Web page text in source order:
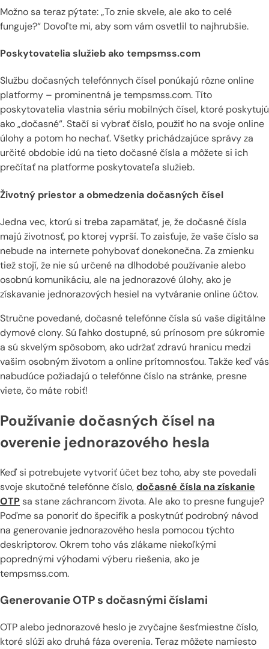
Možno sa teraz pýtate: „To znie skvele, ale ako to celé
funguje?“ Dovoľte mi, aby som vám osvetlil to najhrubšie.
Poskytovatelia služieb ako tempsmss.com
Službu dočasných telefónnych čísel ponúkajú rôzne online
platformy – prominentná je tempsmss.com. Títo
poskytovatelia vlastnia sériu mobilných čísel, ktoré poskytujú
ako „dočasné“. Stačí si vybrať číslo, použiť ho na svoje online
úlohy a potom ho nechať. Všetky prichádzajúce správy za
určité obdobie idú na tieto dočasné čísla a môžete si ich
prečítať na platforme poskytovateľa služieb.
Životný priestor a obmedzenia dočasných čísel
Jedna vec, ktorú si treba zapamätať, je, že dočasné čísla
majú životnosť, po ktorej vyprší. To zaisťuje, že vaše číslo sa
nebude na internete pohybovať donekonečna. Za zmienku
tiež stojí, že nie sú určené na dlhodobé používanie alebo
osobnú komunikáciu, ale na jednorazové úlohy, ako je
získavanie jednorazových hesiel na vytváranie online účtov.
Stručne povedané, dočasné telefónne čísla sú vaše digitálne
dymové clony. Sú ľahko dostupné, sú prínosom pre súkromie
a sú skvelým spôsobom, ako udržať zdravú hranicu medzi
vašim osobným životom a online prítomnosťou. Takže keď vás
nabudúce požiadajú o telefónne číslo na stránke, presne
viete, čo máte robiť!
Používanie dočasných čísel na
overenie jednorazového hesla
Keď si potrebujete vytvoriť účet bez toho, aby ste povedali
svoje skutočné telefónne číslo,dočasné čísla na získanie
OTPsa stane záchrancom života. Ale ako to presne funguje?
Poďme sa ponoriť do špecifík a poskytnúť podrobný návod
na generovanie jednorazového hesla pomocou týchto
deskriptorov. Okrem toho vás zlákame niekoľkými
poprednými výhodami výberu riešenia, ako je
tempsmss.com.
Generovanie OTP s dočasnými číslami
OTP alebo jednorazové heslo je zvyčajne šesťmiestne číslo,
ktoré slúži ako druhá fáza overenia. Teraz môžete namiesto